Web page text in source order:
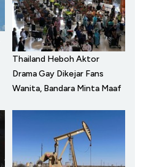
Thailand Heboh Aktor
Drama Gay Dikejar Fans
Wanita, Bandara Minta Maaf